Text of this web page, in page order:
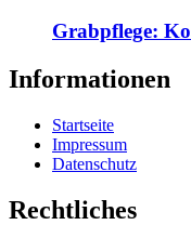
Grabpflege:
Informationen
Startseite
Impressum
Datenschutz
Rechtliches